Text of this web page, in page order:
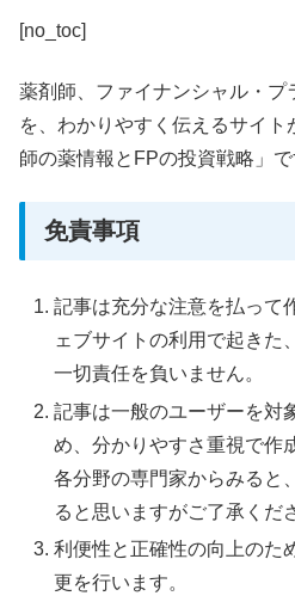
[no_toc]
薬剤師、ファイナンシャル・プ
を、わかりやすく伝えるサイ
師の薬情報とFPの投資戦略」で
免責事項
記事は充分な注意を払って
ェブサイトの利用で起きた
一切責任を負いません。
記事は一般のユーザーを対
め、分かりやすさ重視で作
各分野の専門家からみると
ると思いますがご了承くだ
利便性と正確性の向上のた
更を行います。